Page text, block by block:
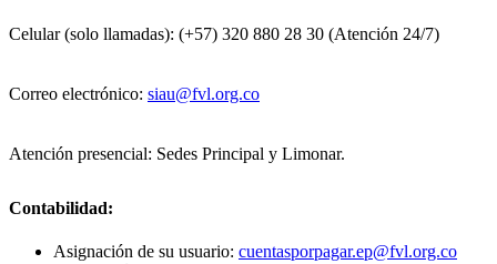
Celular (solo llamadas): (+57) 320 880 28 30 (Atención 24/7)
Correo electrónico: siau@fvl.org.co
Atención presencial: Sedes Principal y Limonar.
Contabilidad:
Asignación de su usuario: cuentasporpagar.ep@fvl.org.co